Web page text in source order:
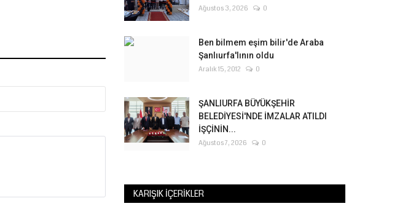
Ağustos 3, 2026 0
Ben bilmem eşim bilir'de Araba
Şanlıurfa'lının oldu
Aralık 15, 2012 0
ŞANLIURFA BÜYÜKŞEHİR
BELEDİYESİ'NDE İMZALAR ATILDI
İŞÇİNİN...
Ağustos 7, 2026 0
KARIŞIK İÇERIKLER